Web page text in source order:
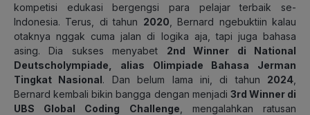
kompetisi edukasi bergengsi para pelajar terbaik se-
Indonesia. Terus, di tahun 2020 , Bernard ngebuktiin kalau
otaknya nggak cuma jalan di logika aja, tapi juga bahasa
asing. Dia sukses menyabet 2nd Winner di National
Deutscholympiade, alias Olimpiade Bahasa Jerman
Tingkat Nasional. Dan belum lama ini, di tahun 2024
Bernard kembali bikin bangga dengan menjadi 3rd Winner di
UBS Global Coding Challenge , mengalahkan ratusan